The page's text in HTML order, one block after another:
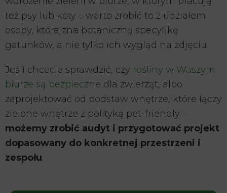
też psy lub koty – warto zrobić to z udziałem
osoby, która zna botaniczną specyfikę
gatunków, a nie tylko ich wygląd na zdjęciu.
Jeśli chcecie sprawdzić, czy rośliny w Waszym
biurze są bezpieczne dla zwierząt, albo
zaprojektować od podstaw wnętrze, które łączy
zielone wnętrze z polityką pet-friendly –
możemy zrobić audyt i przygotować projekt
dopasowany do konkretnej przestrzeni i
zespołu.